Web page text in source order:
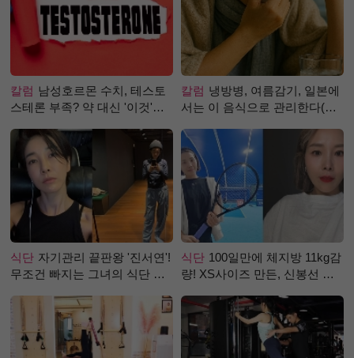
칼럼 남성호르몬 수치, 테스토
스테론 부족? 약 대신 '이것'으
칼럼 냉방병, 여름감기, 일본에
서는 이 음식으로 관리한다(생
식단 자기관리 끝판왕 '진서연'!
무조건 빠지는 그녀의 식단 정
식단 100일만에 체지방 11kg감
량! XS사이즈 만든, 신봉선 식